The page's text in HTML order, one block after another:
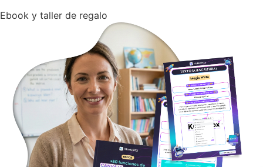
Ebook y taller de regalo